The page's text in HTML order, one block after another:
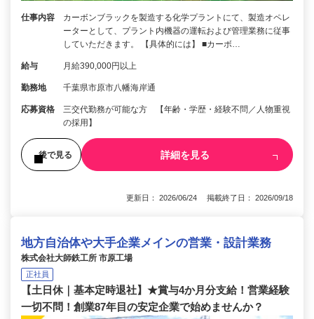
仕事内容
カーボンブラックを製造する化学プラントにて、製造オペレ
ーターとして、プラント内機器の運転および管理業務に従事
していただきます。 【具体的には】 ■カーボ…
給与 月給390,000円以上
勤務地 千葉県市原市八幡海岸通
応募資格
三交代勤務が可能な方 【年齢・学歴・経験不問／人物重視
の採用】
後で見る 詳細を見る
更新日： 2026/06/24 掲載終了日： 2026/09/18
地方自治体や大手企業メインの営業・設計業務
株式会社大師鉄工所 市原工場
正社員
【土日休｜基本定時退社】★賞与4か月分支給！営業経験
一切不問！創業87年目の安定企業で始めませんか？